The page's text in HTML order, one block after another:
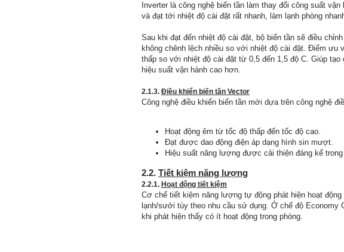
Inverter là công nghệ biến tần làm thay đổi công suất
và đạt tới nhiệt độ cài đặt rất nhanh, làm lạnh phòng
Sau khi đạt đến nhiệt độ cài đặt, bộ biến tần sẽ điều
không chênh lệch nhiều so với nhiệt độ cài đặt. Điểm
thấp so với nhiệt độ cài đặt từ 0,5 đến 1,5 độ C. Giúp
hiệu suất vận hành cao hơn.
2.1.3. Điều khiển biến tần Vector
Công nghệ điều khiển biến tần mới dựa trên công nghệ
Hoạt động êm từ tốc độ thấp đến tốc độ cao.
Đạt được dao động điện áp dạng hình sin mượt.
Hiệu suất năng lượng được cải thiện đáng kể
2.2. Tiết kiệm năng lượng
2.2.1. Hoạt động tiết kiệm
Cơ chế tiết kiệm năng lượng tự động phát hiện hoạt
lạnh/sưởi tùy theo nhu cầu sử dụng. Ở chế độ Economy
khi phát hiện thấy có ít hoạt động trong phòng.